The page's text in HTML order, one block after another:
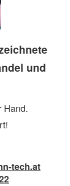
und
Hand.
tech.at